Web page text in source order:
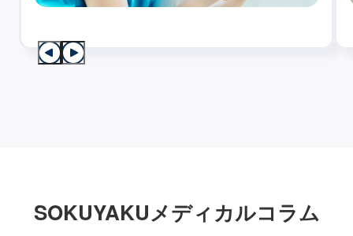
SOKUYAKUメディカルコラム